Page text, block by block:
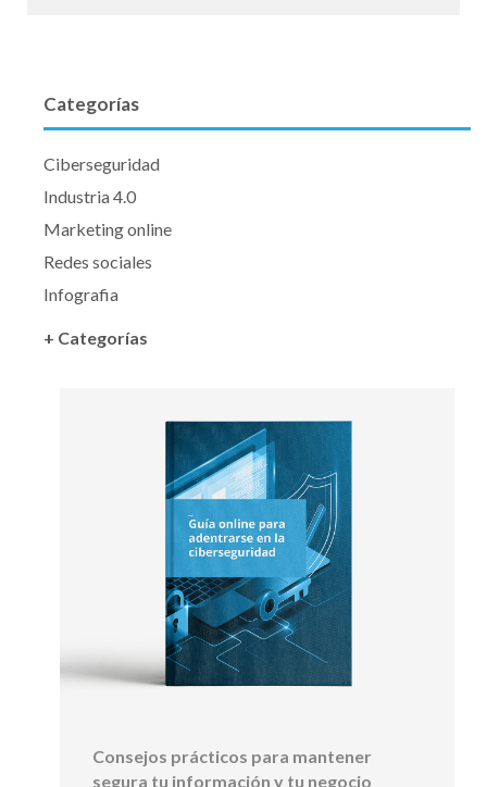
Categorías
Ciberseguridad
Industria 4.0
Marketing online
Redes sociales
Infografia
+ Categorías
Consejos prácticos para mantener
segura tu información y tu negocio